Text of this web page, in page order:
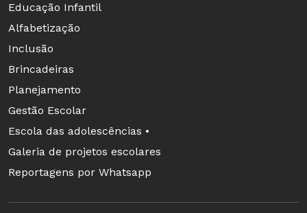
Educação Infantil
Alfabetização
Inclusão
Brincadeiras
Planejamento
Gestão Escolar
Escola das adolescências •
Galeria de projetos escolares
Reportagens por Whatsapp